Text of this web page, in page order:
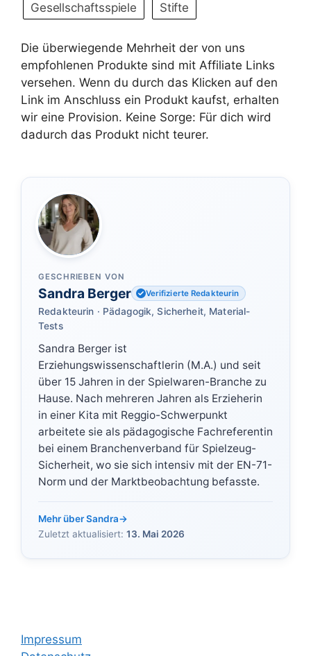
Gesellschaftsspiele
Stifte
Die überwiegende Mehrheit der von uns
empfohlenen Produkte sind mit Affiliate Links
versehen. Wenn du durch das Klicken auf den
Link im Anschluss ein Produkt kaufst, erhalten
wir eine Provision. Keine Sorge: Für dich wird
dadurch das Produkt nicht teurer.
GESCHRIEBEN VON
Sandra Berger Verifizierte Redakteurin
Redakteurin · Pädagogik, Sicherheit, Material-
Tests
Sandra Berger ist
Erziehungswissenschaftlerin (M.A.) und seit
über 15 Jahren in der Spielwaren-Branche zu
Hause. Nach mehreren Jahren als Erzieherin
in einer Kita mit Reggio-Schwerpunkt
arbeitete sie als pädagogische Fachreferentin
bei einem Branchenverband für Spielzeug-
Sicherheit, wo sie sich intensiv mit der EN-71-
Norm und der Marktbeobachtung befasste.
Mehr über Sandra→
Zuletzt aktualisiert: 13. Mai 2026
Impressum